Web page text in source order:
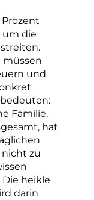
um die
und
Familie,
hat
nicht zu
heikle
darin